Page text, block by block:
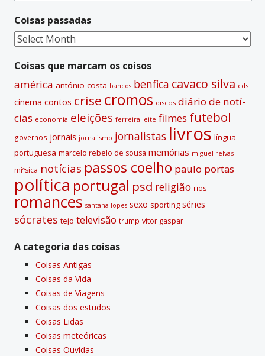
a
t
i
v
Coisas passadas
Coisas
Coisas que marcam os coisos
américa antónio costa bancos benfica cavaco silva cds
cinema contos crise cromos discos diário de notí­
cias economia eleições ferreira leite filmes futebol
governos jornais jornalismo jornalistas livros lí­ngua
portuguesa marcelo rebelo de sousa memórias miguel relvas
míºsica notí­cias passos coelho paulo portas
polí­tica portugal psd religião rios
romances santana lopes sexo sporting séries
sócrates tejo televisão trump vitor gaspar
A categoria das coisas
Coisas Antigas
Coisas da Vida
Coisas de Viagens
Coisas dos estudos
Coisas Lidas
Coisas meteóricas
Coisas Ouvidas